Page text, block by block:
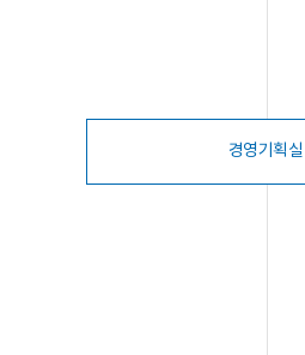
경영기획실